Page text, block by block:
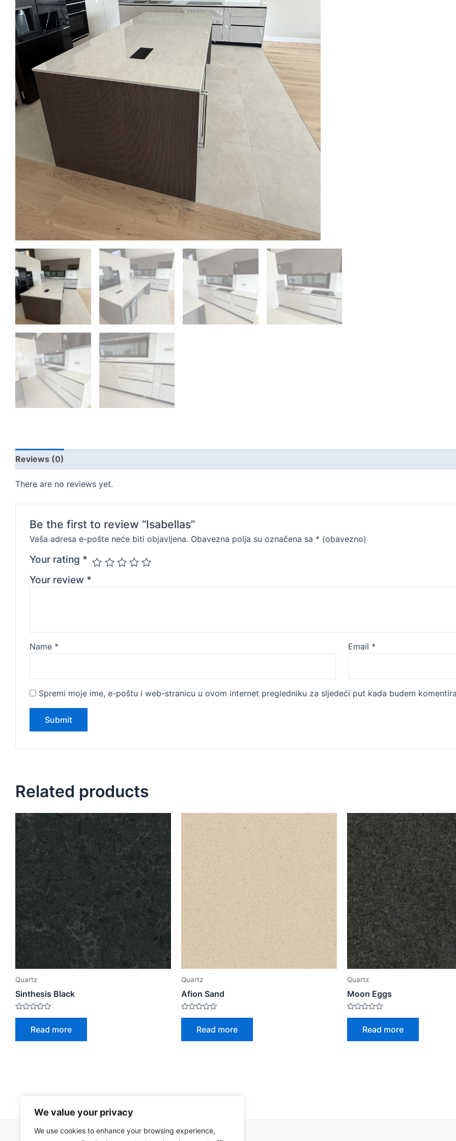
We value your privacy
We use cookies to enhance your browsing experience,
Reviews (0)
There are no reviews yet.
Be the first to review “Isabellas”
Vaša adresa e-pošte neće biti objavljena. Obavezna polja su označena sa * (obavezno)
Your rating *
Your review *
Name * Email *
Spremi moje ime, e-poštu i web-stranicu u ovom internet pregledniku za sljedeći put kada budem
Related products
Quartz
Sinthesis Black
Rated
5
Read more
Quartz
Afion Sand
Rated
5
Read more
Quartz
Moon Eggs
Rated
5
Read more